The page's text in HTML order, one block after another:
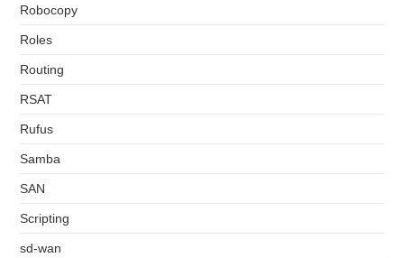
Robocopy
Roles
Routing
RSAT
Rufus
Samba
SAN
Scripting
sd-wan